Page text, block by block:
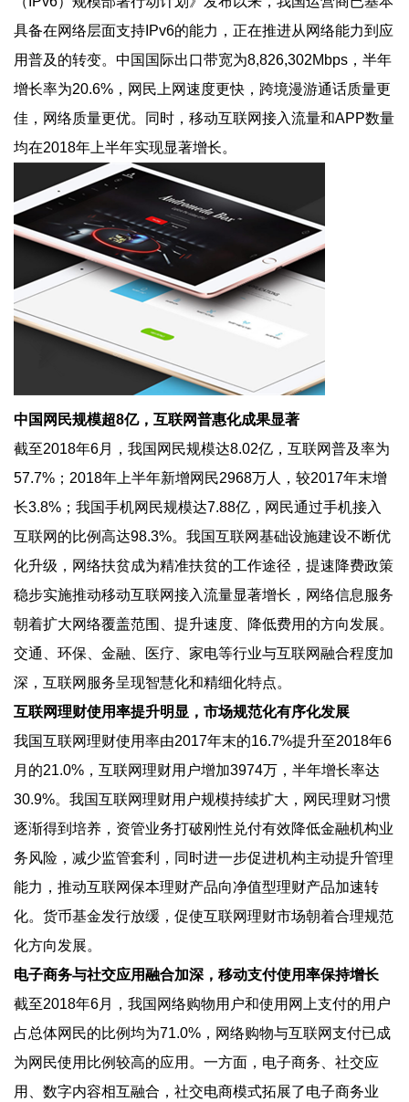
具备在网络层面支持IPv6的能力，正在推进从网络能力到应
用普及的转变。中国国际出口带宽为8,826,302Mbps，半年
增长率为20.6%，网民上网速度更快，跨境漫游通话质量更
佳，网络质量更优。同时，移动互联网接入流量和APP数量
均在2018年上半年实现显著增长。
中国网民规模超8亿，互联网普惠化成果显著
截至2018年6月，我国网民规模达8.02亿，互联网普及率为
57.7%；2018年上半年新增网民2968万人，较2017年末增
长3.8%；我国手机网民规模达7.88亿，网民通过手机接入
互联网的比例高达98.3%。我国互联网基础设施建设不断优
化升级，网络扶贫成为精准扶贫的工作途径，提速降费政策
稳步实施推动移动互联网接入流量显著增长，网络信息服务
朝着扩大网络覆盖范围、提升速度、降低费用的方向发展。
交通、环保、金融、医疗、家电等行业与互联网融合程度加
深，互联网服务呈现智慧化和精细化特点。
互联网理财使用率提升明显，市场规范化有序化发展
我国互联网理财使用率由2017年末的16.7%提升至2018年6
月的21.0%，互联网理财用户增加3974万，半年增长率达
30.9%。我国互联网理财用户规模持续扩大，网民理财习惯
逐渐得到培养，资管业务打破刚性兑付有效降低金融机构业
务风险，减少监管套利，同时进一步促进机构主动提升管理
能力，推动互联网保本理财产品向净值型理财产品加速转
化。货币基金发行放缓，促使互联网理财市场朝着合理规范
化方向发展。
电子商务与社交应用融合加深，移动支付使用率保持增长
截至2018年6月，我国网络购物用户和使用网上支付的用户
占总体网民的比例均为71.0%，网络购物与互联网支付已成
为网民使用比例较高的应用。一方面，电子商务、社交应
用、数字内容相互融合，社交电商模式拓展了电子商务业